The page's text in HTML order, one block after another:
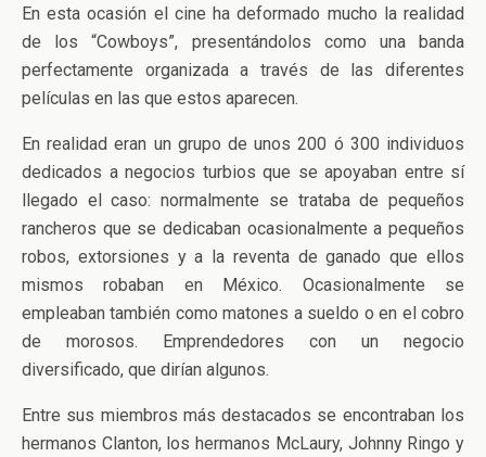
En esta ocasión el cine ha deformado mucho la realidad
de los “Cowboys”, presentándolos como una banda
perfectamente organizada a través de las diferentes
películas en las que estos aparecen.
En realidad eran un grupo de unos 200 ó 300 individuos
dedicados a negocios turbios que se apoyaban entre sí
llegado el caso: normalmente se trataba de pequeños
rancheros que se dedicaban ocasionalmente a pequeños
robos, extorsiones y a la reventa de ganado que ellos
mismos robaban en México. Ocasionalmente se
empleaban también como matones a sueldo o en el cobro
de morosos. Emprendedores con un negocio
diversificado, que dirían algunos.
Entre sus miembros más destacados se encontraban los
hermanos Clanton, los hermanos McLaury, Johnny Ringo y